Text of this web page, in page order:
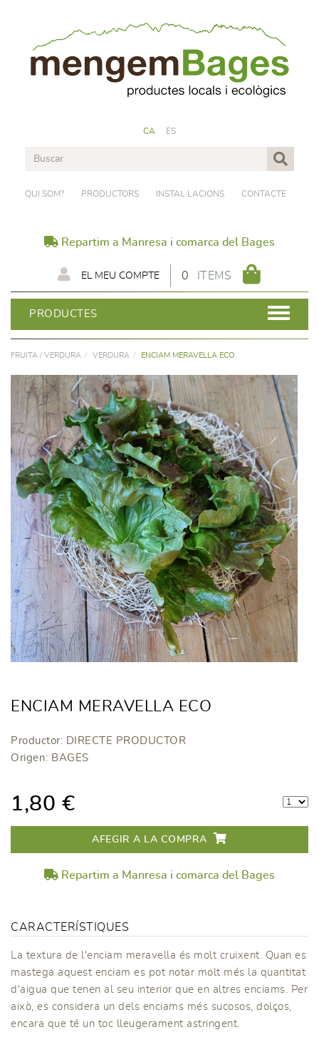
CA ES
QUI SOM? PRODUCTORS INSTAL·LACIONS CONTACTE
Repartim a Manresa i comarca del Bages
0 ITEMS
EL MEU COMPTE
PRODUCTES
FRUITA / VERDURA VERDURA ENCIAM MERAVELLA ECO
ENCIAM MERAVELLA ECO
Productor: DIRECTE PRODUCTOR
Origen: BAGES
1,80 €
AFEGIR A LA COMPRA
Repartim a Manresa i comarca del Bages
CARACTERÍSTIQUES
La textura de l'enciam meravella és molt cruixent. Quan es
mastega aquest enciam es pot notar molt més la quantitat
d'aigua que tenen al seu interior que en altres enciams. Per
això, es considera un dels enciams més sucosos, dolços,
encara que té un toc lleugerament astringent.